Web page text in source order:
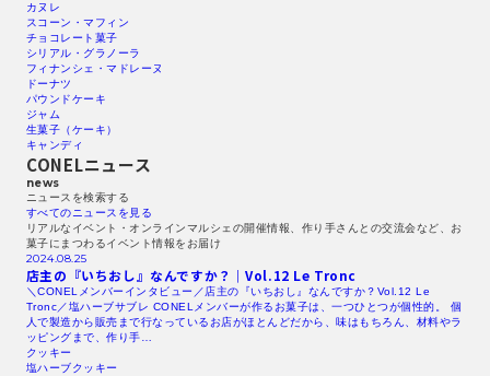
カヌレ
スコーン・マフィン
チョコレート菓子
シリアル・グラノーラ
フィナンシェ・マドレーヌ
ドーナツ
パウンドケーキ
ジャム
生菓子（ケーキ）
キャンディ
CONELニュース
news
ニュースを検索する​
すべてのニュースを見る​
リアルなイベント・オンラインマルシェの開催情報、作り手さんとの交流会など、お
菓子にまつわるイベント情報をお届け
2024.08.25
店主の『いちおし』なんですか？｜Vol.12 Le Tronc
＼CONELメンバーインタビュー／店主の『いちおし』なんですか？Vol.12 Le
Tronc／塩ハーブサブレ CONELメンバーが作るお菓子は、一つひとつが個性的。 個
人で製造から販売まで行なっているお店がほとんどだから、味はもちろん、材料やラ
ッピングまで、作り手…
クッキー
塩ハーブクッキー